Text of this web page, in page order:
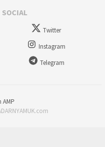
Twitter
Instagram
Telegram
AMP